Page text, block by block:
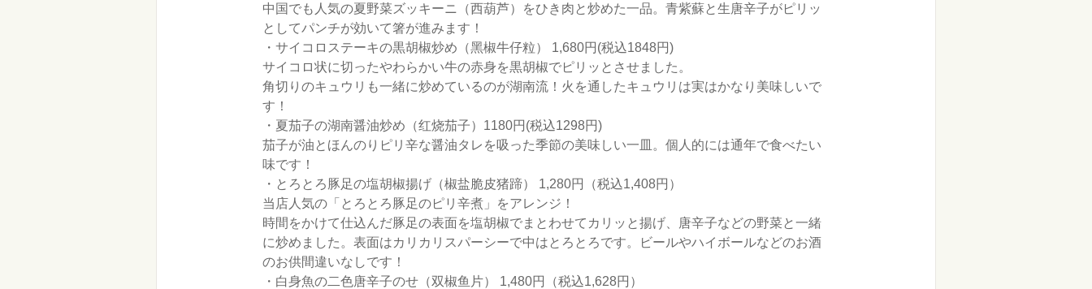
中国でも人気の夏野菜ズッキーニ（西葫芦）をひき肉と炒めた一品。青紫蘇と生唐辛子がピリッ
としてパンチが効いて箸が進みます！
・サイコロステーキの黒胡椒炒め（黑椒牛仔粒） 1,680円(税込1848円)
サイコロ状に切ったやわらかい牛の赤身を黒胡椒でピリッとさせました。
角切りのキュウリも一緒に炒めているのが湖南流！火を通したキュウリは実はかなり美味しいで
す！
・夏茄子の湖南醤油炒め（红烧茄子）1180円(税込1298円)
茄子が油とほんのりピリ辛な醤油タレを吸った季節の美味しい一皿。個人的には通年で食べたい
味です！
・とろとろ豚足の塩胡椒揚げ（椒盐脆皮猪蹄） 1,280円（税込1,408円）
当店人気の「とろとろ豚足のピリ辛煮」をアレンジ！
時間をかけて仕込んだ豚足の表面を塩胡椒でまとわせてカリッと揚げ、唐辛子などの野菜と一緒
に炒めました。表面はカリカリスパーシーで中はとろとろです。ビールやハイボールなどのお酒
のお供間違いなしです！
・白身魚の二色唐辛子のせ（双椒鱼片） 1,480円（税込1,628円）